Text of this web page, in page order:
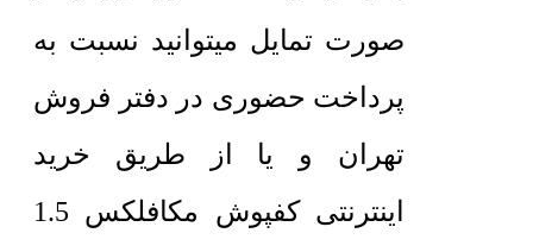
صورت تمایل میتوانید نسبت به
پرداخت حضوری در دفتر فروش
تهران و یا از طریق خرید
اینترنتی کفپوش مکافلکس 1.5